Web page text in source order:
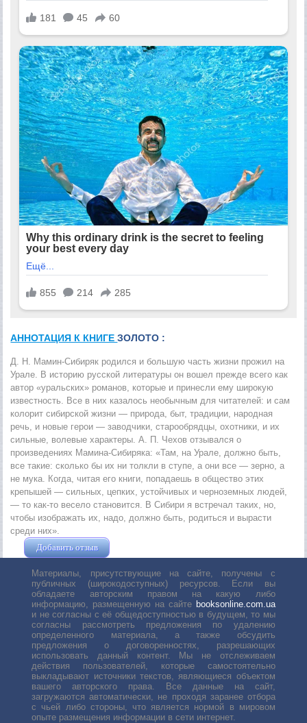
АННОТАЦИЯ К КНИГЕЗОЛОТО :
Д. Н. Мамин-Сибиряк родился и большую часть жизни прожил на
Урале. В историю русской литературы он вошел прежде всего как
автор «уральских» романов, которые и принесли ему широкую
известность. Все в них казалось необычным для читателей: и сам
колорит сибирской жизни — природа, быт, традиции, народная
речь, и новые герои — заводчики, старообрядцы, охотники, и их
сильные, волевые характеры. А. П. Чехов отзывался о
произведениях Мамина-Сибиряка: «Там, на Урале, должно быть,
все такие: сколько бы их ни толкли в ступе, а они все — зерно, а
не мука. Когда, читая его книги, попадаешь в общество этих
крепышей — сильных, цепких, устойчивых и черноземных людей,
— то как-то весело становится. В Сибири я встречал таких, но,
чтобы изображать их, надо, должно быть, родиться и вырасти
среди них».
Добавить отзыв
Материалы, присутствующие на сайте, получены с
публичных (широкодоступных) ресурсов. Если вы
обладаете авторским правом на какую либо
информацию, размещенную на сайте booksonline.com.ua
и не согласны с её общедоступностью в будущем, то мы
согласны рассмотреть предложения по удалению
определенного материала, а также обсудить
предложения о договоренностях, разрешающих
использовать данный контент. Мы не отслеживаем
действия пользователей, которые самостоятельно
выкладывают источники текстов, являющиеся объектом
вашего авторского права. Все данные на сайт,
загружаются автоматически, не проходя заранее отбора
с чьей либо стороны, что является нормой в мировом
опыте размещения информации в сети интернет.